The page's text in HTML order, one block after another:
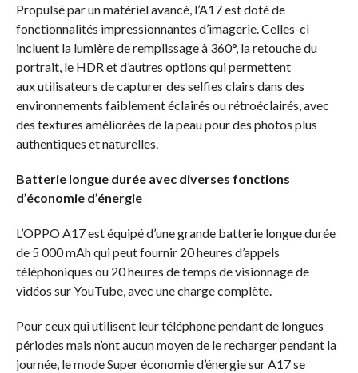
Propulsé par un matériel avancé, l’A17 est doté de
fonctionnalités impressionnantes d’imagerie. Celles-ci
incluent la lumière de remplissage à 360°, la retouche du
portrait, le HDR et d’autres options qui permettent
aux utilisateurs de capturer des selfies clairs dans des
environnements faiblement éclairés ou rétroéclairés, avec
des textures améliorées de la peau pour des photos plus
authentiques et naturelles.
Batterie longue durée avec diverses fonctions
d’économie d’énergie
L’OPPO A17 est équipé d’une grande batterie longue durée
de 5 000 mAh qui peut fournir 20 heures d’appels
téléphoniques ou 20 heures de temps de visionnage de
vidéos sur YouTube, avec une charge complète.
Pour ceux qui utilisent leur téléphone pendant de longues
périodes mais n’ont aucun moyen de le recharger pendant la
journée, le mode Super économie d’énergie sur A17 se